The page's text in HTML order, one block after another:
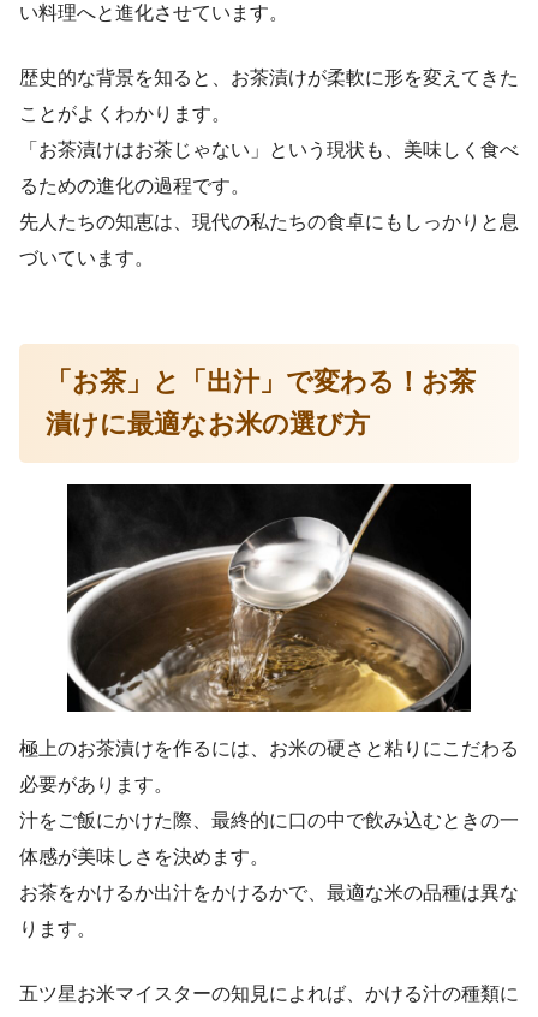
い料理へと進化させています。
歴史的な背景を知ると、お茶漬けが柔軟に形を変えてきた
ことがよくわかります。
「お茶漬けはお茶じゃない」という現状も、美味しく食べ
るための進化の過程です。
先人たちの知恵は、現代の私たちの食卓にもしっかりと息
づいています。
「お茶」と「出汁」で変わる！お茶
漬けに最適なお米の選び方
極上のお茶漬けを作るには、お米の硬さと粘りにこだわる
必要があります。
汁をご飯にかけた際、最終的に口の中で飲み込むときの一
体感が美味しさを決めます。
お茶をかけるか出汁をかけるかで、最適な米の品種は異な
ります。
五ツ星お米マイスターの知見によれば、かける汁の種類に